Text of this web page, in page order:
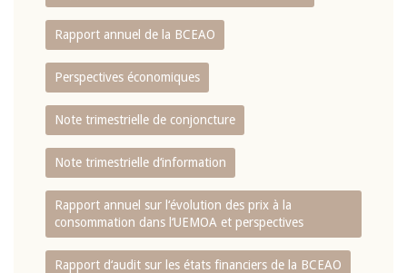
Rapport annuel de la BCEAO
Perspectives économiques
Note trimestrielle de conjoncture
Note trimestrielle d‘information
Rapport annuel sur l‘évolution des prix à la
consommation dans l‘UEMOA et perspectives
Rapport d‘audit sur les états financiers de la BCEAO